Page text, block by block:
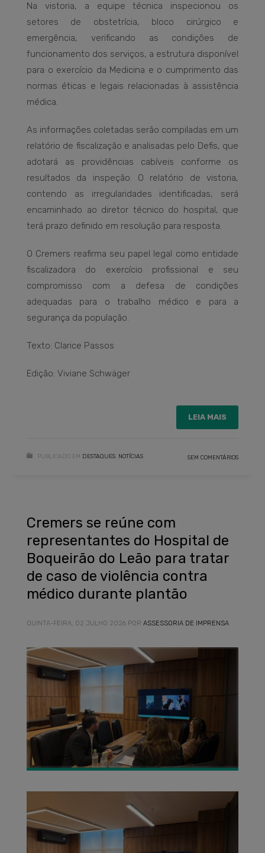
Na vistoria, a equipe técnica inspecionou os
setores de obstetrícia, bloco cirúrgico e
emergência, verificando as condições de
funcionamento dos serviços, a estrutura disponível
para o exercício da Medicina e o cumprimento das
normas éticas e legais relacionadas à assistência
médica.
As informações coletadas serão compiladas em um
relatório de fiscalização e analisadas pelo Defis, que
adotará as providências cabíveis conforme os
resultados da inspeção. O relatório de vistoria,
contendo as irregularidades identificadas, será
encaminhado ao diretor técnico do hospital, que
terá prazo definido em resolução para resposta.
O Cremers reafirma seu papel legal como entidade
fiscalizadora do exercício profissional e seu
compromisso com a defesa de condições
adequadas para o trabalho médico e para a
segurança da população.
Texto: Clarice Passos
Edição: Viviane Schwäger
LEIA MAIS
PUBLICADO EM DESTAQUES NOTÍCIAS SEM COMENTÁRIOS
Cremers se reúne com
representantes do Hospital de
Boqueirão do Leão para tratar
de caso de violência contra
médico durante plantão
QUINTA-FEIRA, 02 JULHO 2026 POR ASSESSORIA DE IMPRENSA